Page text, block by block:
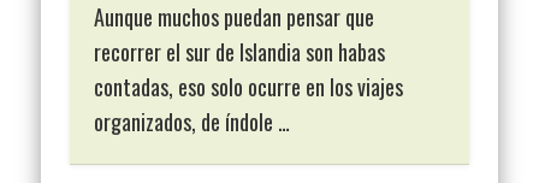
Aunque muchos puedan pensar que
recorrer el sur de Islandia son habas
contadas, eso solo ocurre en los viajes
organizados, de índole …